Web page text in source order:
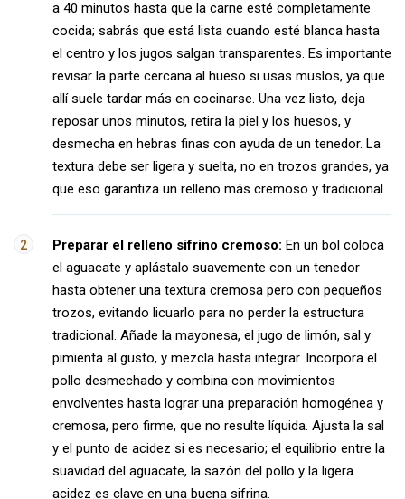
a 40 minutos hasta que la carne esté completamente
cocida; sabrás que está lista cuando esté blanca hasta
el centro y los jugos salgan transparentes. Es importante
revisar la parte cercana al hueso si usas muslos, ya que
allí suele tardar más en cocinarse. Una vez listo, deja
reposar unos minutos, retira la piel y los huesos, y
desmecha en hebras finas con ayuda de un tenedor. La
textura debe ser ligera y suelta, no en trozos grandes, ya
que eso garantiza un relleno más cremoso y tradicional.
Preparar el relleno sifrino cremoso: En un bol coloca
el aguacate y aplástalo suavemente con un tenedor
hasta obtener una textura cremosa pero con pequeños
trozos, evitando licuarlo para no perder la estructura
tradicional. Añade la mayonesa, el jugo de limón, sal y
pimienta al gusto, y mezcla hasta integrar. Incorpora el
pollo desmechado y combina con movimientos
envolventes hasta lograr una preparación homogénea y
cremosa, pero firme, que no resulte líquida. Ajusta la sal
y el punto de acidez si es necesario; el equilibrio entre la
suavidad del aguacate, la sazón del pollo y la ligera
acidez es clave en una buena sifrina.